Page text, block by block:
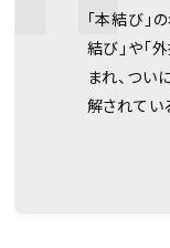
「本結び」
結び」や「
まれ、つい
解されてい